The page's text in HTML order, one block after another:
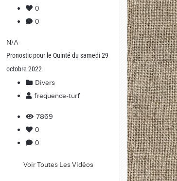
0
0
N/A
Pronostic pour le Quinté du samedi 29
octobre 2022
Divers
frequence-turf
7869
0
0
Voir Toutes Les Vidéos